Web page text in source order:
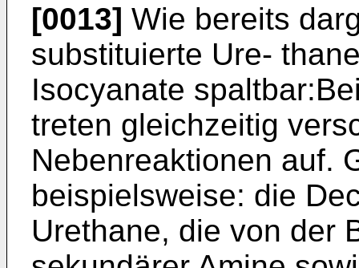
[0013] Wie bereits
substituierte Ure-
Isocyanate
treten gleichzeitig
Nebenreaktionen auf.
beispielsweise: die
Urethane, die von der